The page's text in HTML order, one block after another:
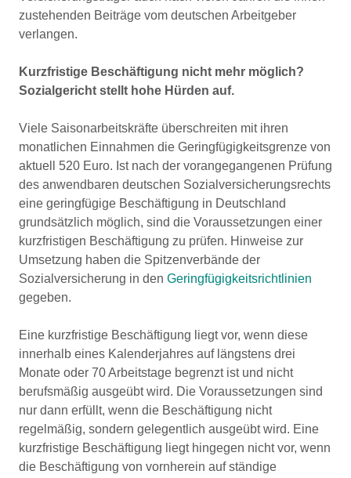
zustehenden Beiträge vom deutschen Arbeitgeber
verlangen.
Kurzfristige Beschäftigung nicht mehr möglich?
Sozialgericht stellt hohe Hürden auf.
Viele Saisonarbeitskräfte überschreiten mit ihren
monatlichen Einnahmen die Geringfügigkeitsgrenze von
aktuell 520 Euro. Ist nach der vorangegangenen Prüfung
des anwendbaren deutschen Sozialversicherungsrechts
eine geringfügige Beschäftigung in Deutschland
grundsätzlich möglich, sind die Voraussetzungen einer
kurzfristigen Beschäftigung zu prüfen. Hinweise zur
Umsetzung haben die Spitzenverbände der
Sozialversicherung in den Geringfügigkeitsrichtlinien
gegeben.
Eine kurzfristige Beschäftigung liegt vor, wenn diese
innerhalb eines Kalenderjahres auf längstens drei
Monate oder 70 Arbeitstage begrenzt ist und nicht
berufsmäßig ausgeübt wird. Die Voraussetzungen sind
nur dann erfüllt, wenn die Beschäftigung nicht
regelmäßig, sondern gelegentlich ausgeübt wird. Eine
kurzfristige Beschäftigung liegt hingegen nicht vor, wenn
die Beschäftigung von vornherein auf ständige